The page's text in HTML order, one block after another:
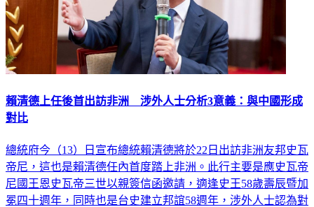
賴清德上任後首出訪非洲 涉外人士分析3意義：與中國形成
對比
總統府今（13）日宣布總統賴清德將於22日出訪非洲友邦史瓦
帝尼，這也是賴清德任內首度踏上非洲。此行主要是應史瓦帝
尼國王恩史瓦帝三世以親簽信函邀請，適逢史王58歲壽辰暨加
冕四十週年，同時也是台史建立邦誼58週年，涉外人士認為對